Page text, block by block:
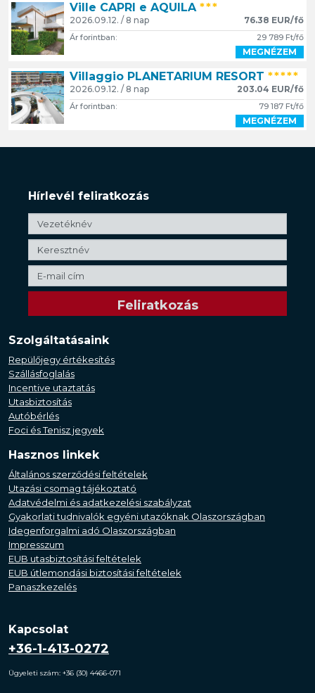
Ville CAPRI e AQUILA ***
2026.09.12. / 8 nap 76.38 EUR/fő
Ár forintban: 29 789 Ft/fő
MEGNÉZEM
Villaggio PLANETARIUM RESORT *****
2026.09.12. / 8 nap 203.04 EUR/fő
Ár forintban: 79 187 Ft/fő
MEGNÉZEM
Hírlevél feliratkozás
Szolgáltatásaink
Repülőjegy értékesítés
Szállásfoglalás
Incentive utaztatás
Utasbiztosítás
Autóbérlés
Foci és Tenisz jegyek
Hasznos linkek
Általános szerződési feltételek
Utazási csomag tájékoztató
Adatvédelmi és adatkezelési szabályzat
Gyakorlati tudnivalók egyéni utazóknak Olaszországban
Idegenforgalmi adó Olaszországban
Impresszum
EUB utasbiztosítási feltételek
EUB útlemondási biztosítási feltételek
Panaszkezelés
Kapcsolat
+36-1-413-0272
Ügyeleti szám: +36 (30) 4466-071